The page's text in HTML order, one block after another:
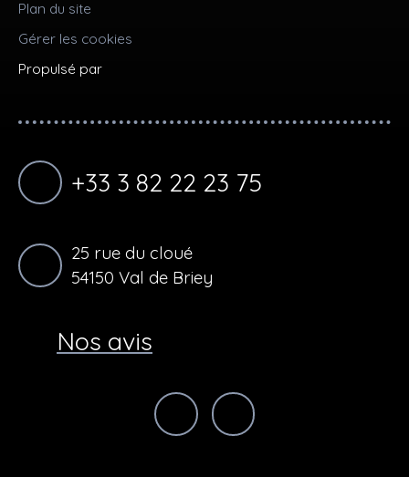
Plan du site
Gérer les cookies
Propulsé par
+33 3 82 22 23 75
25 rue du cloué
54150 Val de Briey
Nos avis